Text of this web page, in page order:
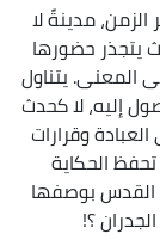
مدينةً لا
يتجذر حضورها
المعنى. يتناول
إليه، لا كحدث
وقرارات
الحكاية
القدس بوصفها
؟!